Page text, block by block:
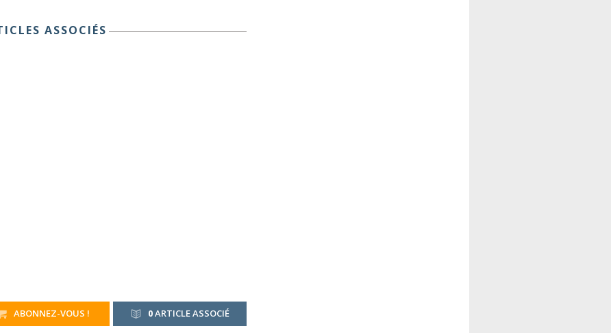
ASSOCIÉS
0ARTICLE ASSOCIÉ
ABONNEZ-VOUS !